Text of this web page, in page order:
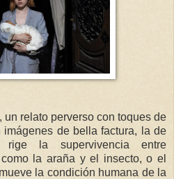
relato perverso con toques de
imágenes de bella factura, la de
rige la supervivencia entre
la araña y el insecto, o el
la condición humana de la